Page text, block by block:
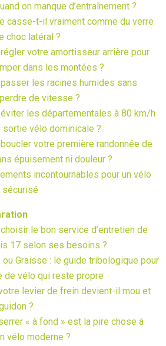
on manque d’entraînement ?
casse-t-il vraiment comme du verre
choc latéral ?
votre amortisseur arrière pour
dans les montées ?
les racines humides sans
de vitesse ?
les départementales à 80 km/h
sortie vélo dominicale ?
votre première randonnée de
épuisement ni douleur ?
incontournables pour un vélo
le bon service d’entretien de
17 selon ses besoins ?
ou Graisse : le guide tribologique pour
de vélo qui reste propre
levier de frein devient-il mou et
?
« à fond » est la pire chose à
vélo moderne ?